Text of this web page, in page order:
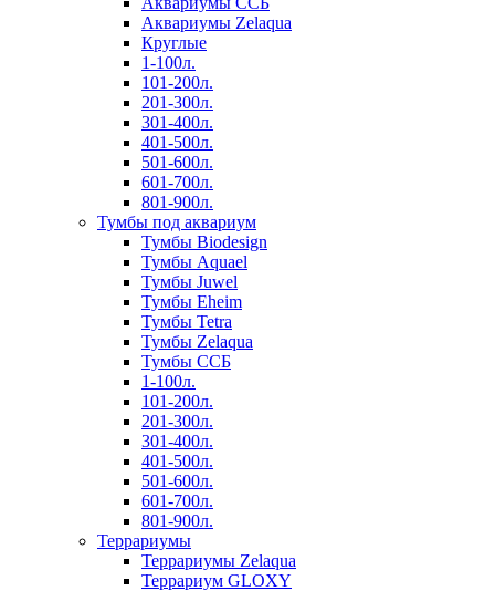
Аквариумы Zelaqua
Круглые
1-100л.
101-200л.
201-300л.
301-400л.
401-500л.
501-600л.
601-700л.
801-900л.
Тумбы под аквариум
Тумбы Biodesign
Тумбы Aquael
Тумбы Juwel
Тумбы Eheim
Тумбы Tetra
Тумбы Zelaqua
Тумбы ССБ
1-100л.
101-200л.
201-300л.
301-400л.
401-500л.
501-600л.
601-700л.
801-900л.
Террариумы
Террариумы Zelaqua
Террариум GLOXY